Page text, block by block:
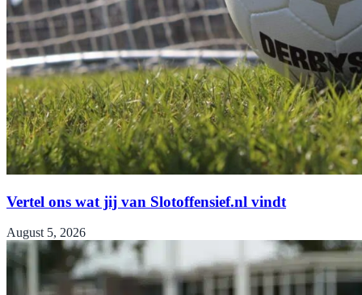
Vertel ons wat jij van Slotoffensief.nl vindt
August 5, 2026